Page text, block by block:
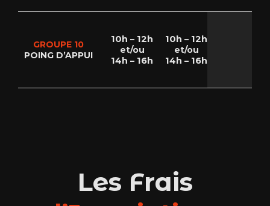
GROUPE 10
POING D’APPUI
10h – 12h
et/ou
14h – 16h
10h – 12h
et/ou
14h – 16h
Les Frais